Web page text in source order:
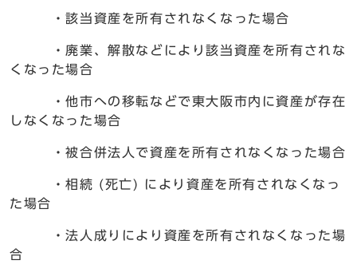
・該当資産を所有されなくなった場合
・廃業、解散などにより該当資産を所有されな
くなった場合
・他市への移転などで東大阪市内に資産が存在
しなくなった場合
・被合併法人で資産を所有されなくなった場合
・相続 (死亡) により資産を所有されなくなっ
た場合
・法人成りにより資産を所有されなくなった場
合